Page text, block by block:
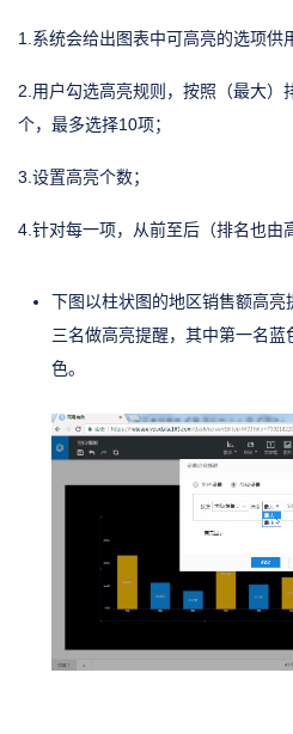
1.系统会给出图表中可高亮的选项供
2.用户勾选高亮规则，按照（最大）
个，最多选择10项；
3.设置高亮个数；
4.针对每一项，从前至后（排名也由
下图以柱状图的地区销售额高
三名做高亮提醒，其中第一名
色。